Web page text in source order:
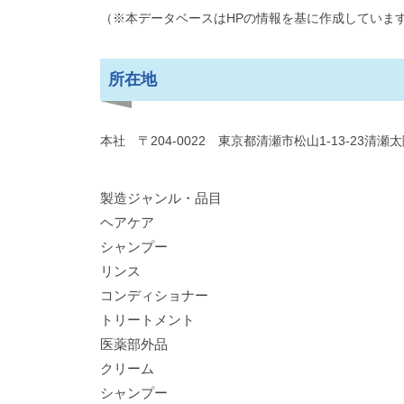
（※本データベースはHPの情報を基に作成しています
所在地
本社 〒204-0022 東京都清瀬市松山1-13-23清瀬太
製造ジャンル・品目
ヘアケア
シャンプー
リンス
コンディショナー
トリートメント
医薬部外品
クリーム
シャンプー